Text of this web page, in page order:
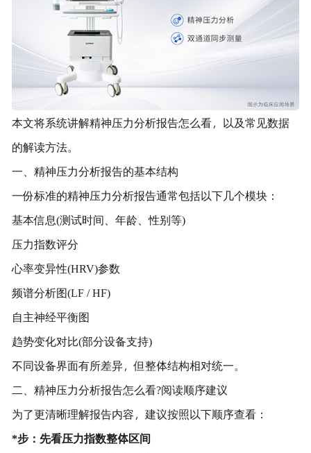
本文将系统讲解精神压力分析报告怎么看，以及常见数据
的解读方法。
一、精神压力分析报告的基本结构
一份标准的精神压力分析报告通常包括以下几个模块：
基本信息(测试时间、年龄、性别等)
压力指数评分
心率变异性(HRV)参数
频谱分析图(LF / HF)
自主神经平衡图
趋势变化对比(部分设备支持)
不同设备界面有所差异，但整体结构相对统一。
二、精神压力分析报告怎么看?阅读顺序建议
为了更清晰理解报告内容，建议按照以下顺序查看：
*步：先看压力指数整体区间